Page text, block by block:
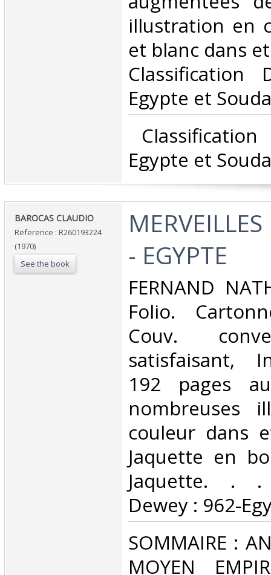
illustration en
et blanc dans
Classification
Egypte et
Egypte et
‎BAROCAS CLAUDIO‎
Reference : R260193224
(1970)
See the book
- EGYPTE‎
‎FERNAND
Folio.
Couv.
satisfaisant,
192 pages
nombreuses
couleur dans
Jaquette en
Jaquette. . .
Dewey : 962-
‎SOMMAIRE :
MOYEN